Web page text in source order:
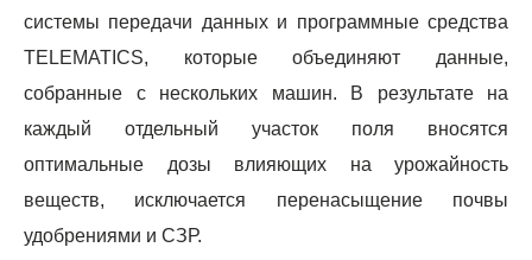
системы передачи данных и программные средства
TELEMATICS, которые объединяют данные,
собранные с нескольких машин. В результате на
каждый отдельный участок поля вносятся
оптимальные дозы влияющих на урожайность
веществ, исключается перенасыщение почвы
удобрениями и СЗР.